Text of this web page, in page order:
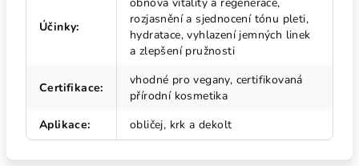
Účinky:
rozjasnění a sjednocení tónu pleti,
hydratace, vyhlazení jemných linek
a zlepšení pružnosti
Certifikace:
vhodné pro vegany, certifikovaná
přírodní kosmetika
Aplikace: obličej, krk a dekolt